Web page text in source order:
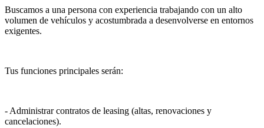
Buscamos a una persona con experiencia trabajando con un alto
volumen de vehículos y acostumbrada a desenvolverse en entornos
exigentes.
Tus funciones principales serán:
- Administrar contratos de leasing (altas, renovaciones y
cancelaciones).